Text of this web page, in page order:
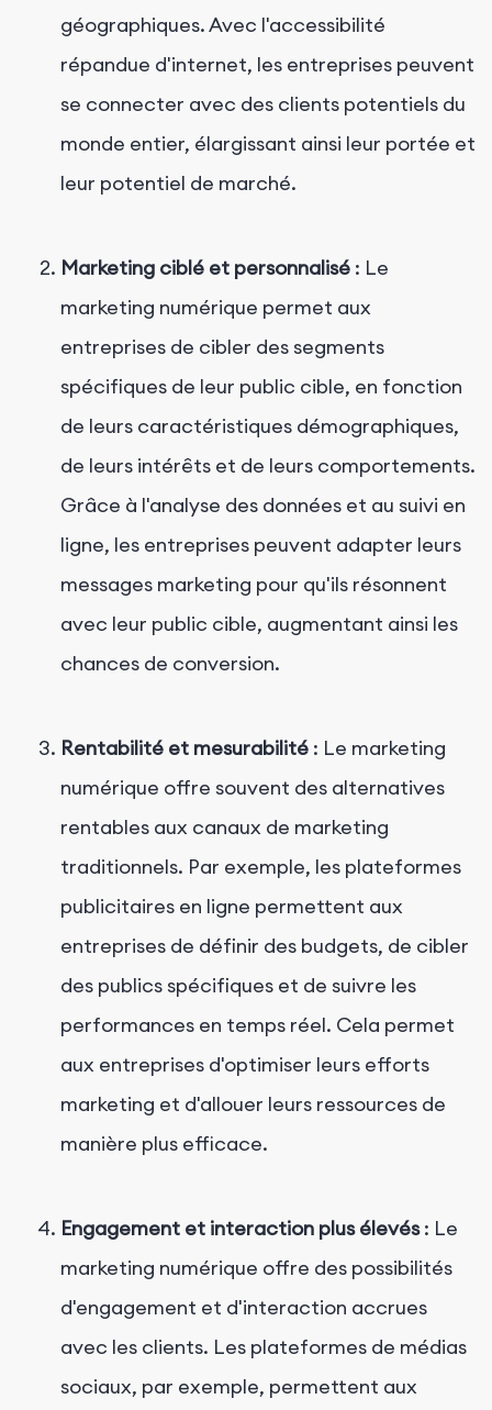
géographiques. Avec l'accessibilité
répandue d'internet, les entreprises peuvent
se connecter avec des clients potentiels du
monde entier, élargissant ainsi leur portée et
leur potentiel de marché.
Marketing ciblé et personnalisé : Le
marketing numérique permet aux
entreprises de cibler des segments
spécifiques de leur public cible, en fonction
de leurs caractéristiques démographiques,
de leurs intérêts et de leurs comportements.
Grâce à l'analyse des données et au suivi en
ligne, les entreprises peuvent adapter leurs
messages marketing pour qu'ils résonnent
avec leur public cible, augmentant ainsi les
chances de conversion.
Rentabilité et mesurabilité : Le marketing
numérique offre souvent des alternatives
rentables aux canaux de marketing
traditionnels. Par exemple, les plateformes
publicitaires en ligne permettent aux
entreprises de définir des budgets, de cibler
des publics spécifiques et de suivre les
performances en temps réel. Cela permet
aux entreprises d'optimiser leurs efforts
marketing et d'allouer leurs ressources de
manière plus efficace.
Engagement et interaction plus élevés: Le
marketing numérique offre des possibilités
d'engagement et d'interaction accrues
avec les clients. Les plateformes de médias
sociaux, par exemple, permettent aux